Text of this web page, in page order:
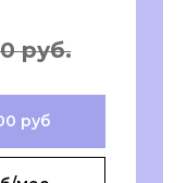
руб.
руб